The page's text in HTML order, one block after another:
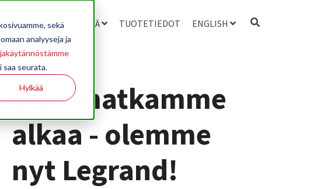
sekä
analyyseja ja
seurata.
Hylkää
TIETOA MEISTÄ TUOTETIEDOT ENGLISH
Uusi matkamme
alkaa - olemme
nyt Legrand!